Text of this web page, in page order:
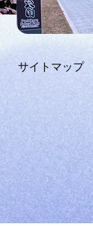
サイトマップ